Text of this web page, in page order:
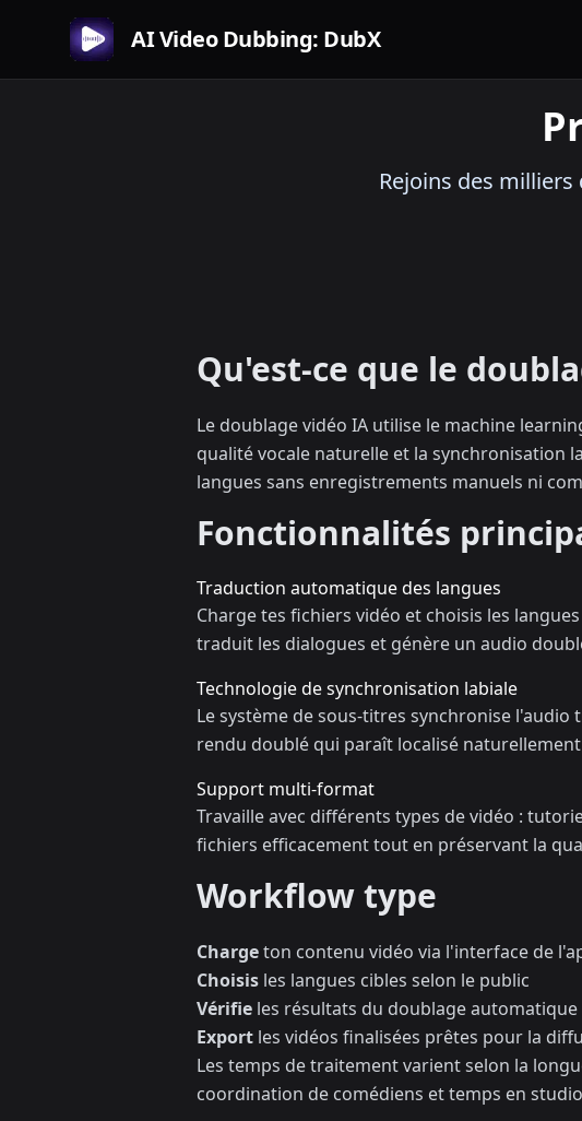
AI Video Dubbing: DubX
Rejoins des
Qu'est-ce que le
Le doublage vidéo IA utilise le machine
qualité vocale naturelle et la synchronisation
langues sans enregistrements manuels ni
Fonctionnalités
Traduction automatique des langues
Charge tes fichiers vidéo et choisis les
traduit les dialogues et génère un audio
Technologie de synchronisation labiale
Le système de sous-titres synchronise
rendu doublé qui paraît localisé
Support multi-format
Travaille avec différents types de vidéo :
fichiers efficacement tout en préservant la
Workflow type
Chargeton contenu vidéo via l'interface de
Choisis les langues cibles selon le public
Vérifie les résultats du doublage
Export les vidéos finalisées prêtes pour la
Les temps de traitement varient selon la
coordination de comédiens et temps en